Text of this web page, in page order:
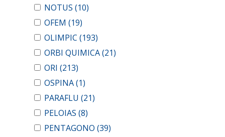
NOTUS (10)
OFEM (19)
OLIMPIC (193)
ORBI QUIMICA(21)
ORI (213)
OSPINA(1)
PARAFLU (21)
PELOIAS (8)
PENTAGONO (39)